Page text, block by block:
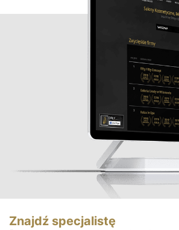
Znajdź specjalistę